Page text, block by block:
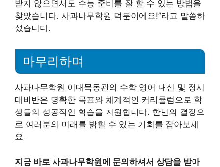
받지 않으면서도 수능 준비를 잘 할 수 있는 방법을
찾았습니다. 사과나무학원 덕분이에요!”라고 말씀하
셨습니다.
마무리하며
사과나무학원 이대목동관의 수학 영어 내신 및 정시
대비반은 명확한 목표와 체계적인 커리큘럼으로 학
생들의 성공적인 학습을 지원합니다. 한번의 결정으
로 여러분의 미래를 밝힐 수 있는 기회를 잡아보세
요.
지금 바로 사과나무학원에 문의하셔서 상담을 받아